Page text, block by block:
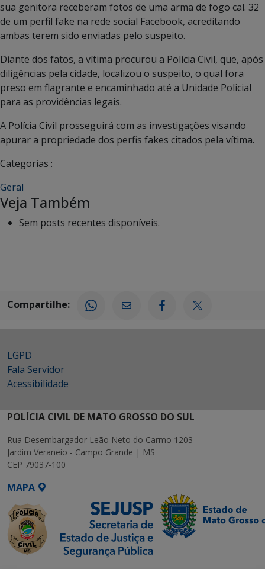
sua genitora receberam fotos de uma arma de fogo cal. 32
de um perfil fake na rede social Facebook, acreditando
ambas terem sido enviadas pelo suspeito.
Diante dos fatos, a vítima procurou a Polícia Civil, que, após
diligências pela cidade, localizou o suspeito, o qual fora
preso em flagrante e encaminhado até a Unidade Policial
para as providências legais.
A Polícia Civil prosseguirá com as investigações visando
apurar a propriedade dos perfis fakes citados pela vítima.
Categorias :
Geral
Veja Também
Sem posts recentes disponíveis.
Compartilhe:
LGPD
Fala Servidor
Acessibilidade
POLÍCIA CIVIL DE MATO GROSSO DO SUL
Rua Desembargador Leão Neto do Carmo 1203
Jardim Veraneio - Campo Grande | MS
CEP 79037-100
MAPA